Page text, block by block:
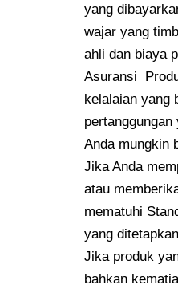
yang
wajar yang
ahli dan biaya
Asuransi
kelalaian yang
Anda mungkin
Jika Anda
atau
mematuhi
yang
Jika produk
bahkan